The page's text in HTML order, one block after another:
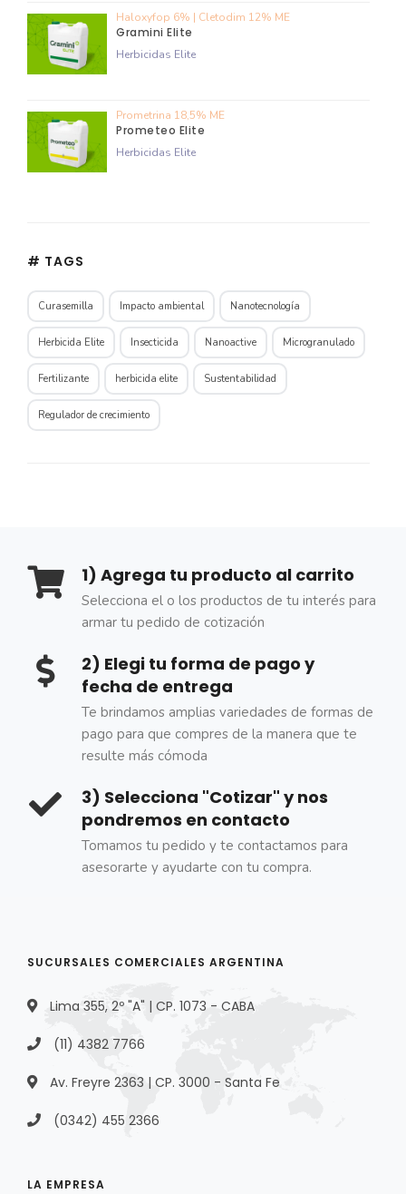
Haloxyfop 6% | Cletodim 12% ME
Gramini Elite
Herbicidas Elite
Prometrina 18,5% ME
Prometeo Elite
Herbicidas Elite
# TAGS
Curasemilla Impacto ambiental Nanotecnología
Herbicida Elite Insecticida Nanoactive Microgranulado
Fertilizante herbicida elite Sustentabilidad
Regulador de crecimiento
1) Agrega tu producto al carrito
Selecciona el o los productos de tu interés para
armar tu pedido de cotización
2) Elegi tu forma de pago y
fecha de entrega
Te brindamos amplias variedades de formas de
pago para que compres de la manera que te
resulte más cómoda
3) Selecciona "Cotizar" y nos
pondremos en contacto
Tomamos tu pedido y te contactamos para
asesorarte y ayudarte con tu compra.
SUCURSALES COMERCIALES ARGENTINA
Lima 355, 2º "A" | CP. 1073 - CABA
(11) 4382 7766
Av. Freyre 2363 | CP. 3000 - Santa Fe
(0342) 455 2366
LA EMPRESA